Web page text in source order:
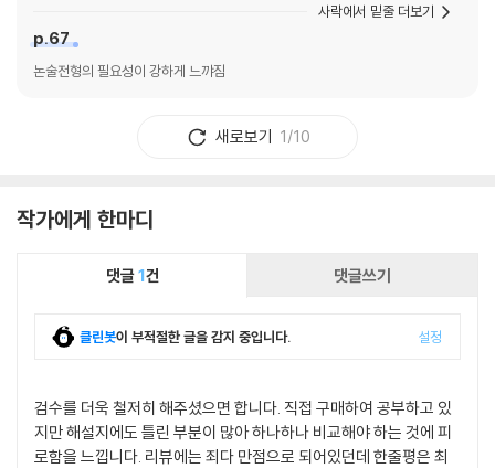
p.67
논술전형의 필요성이 강하게 느꺄짐
사락에서 밑줄 더보기
새로보기 1/10
작가에게 한마디
댓글1건 댓글쓰기
클린봇이 부적절한 글을 감지 중입니다. 설정
검수를 더욱 철저히 해주셨으면 합니다. 직접 구매하여 공부하고 있
지만 해설지에도 틀린 부분이 많아 하나하나 비교해야 하는 것에 피
로함을 느낍니다. 리뷰에는 죄다 만점으로 되어있던데 한줄평은 최